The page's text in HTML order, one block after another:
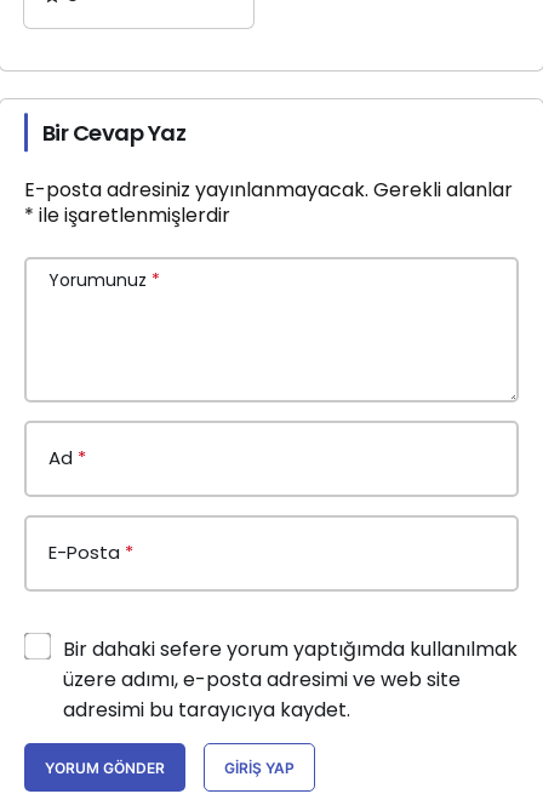
Bir Cevap Yaz
E-posta adresiniz yayınlanmayacak. Gerekli alanlar
* ile işaretlenmişlerdir
Yorumunuz *
Ad *
E-Posta *
Bir dahaki sefere yorum yaptığımda kullanılmak
üzere adımı, e-posta adresimi ve web site
adresimi bu tarayıcıya kaydet.
YORUM GÖNDER GIRIŞ YAP